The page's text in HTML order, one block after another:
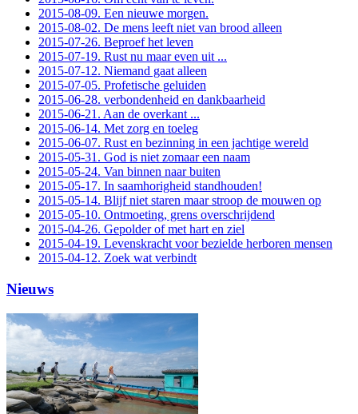
2015-08-09. Een nieuwe morgen.
2015-08-02. De mens leeft niet van brood alleen
2015-07-26. Beproef het leven
2015-07-19. Rust nu maar even uit ...
2015-07-12. Niemand gaat alleen
2015-07-05. Profetische geluiden
2015-06-28. verbondenheid en dankbaarheid
2015-06-21. Aan de overkant ...
2015-06-14. Met zorg en toeleg
2015-06-07. Rust en bezinning in een jachtige wereld
2015-05-31. God is niet zomaar een naam
2015-05-24. Van binnen naar buiten
2015-05-17. In saamhorigheid standhouden!
2015-05-14. Blijf niet staren maar stroop de mouwen op
2015-05-10. Ontmoeting, grens overschrijdend
2015-04-26. Gepolder of met hart en ziel
2015-04-19. Levenskracht voor bezielde herboren mensen
2015-04-12. Zoek wat verbindt
Nieuws